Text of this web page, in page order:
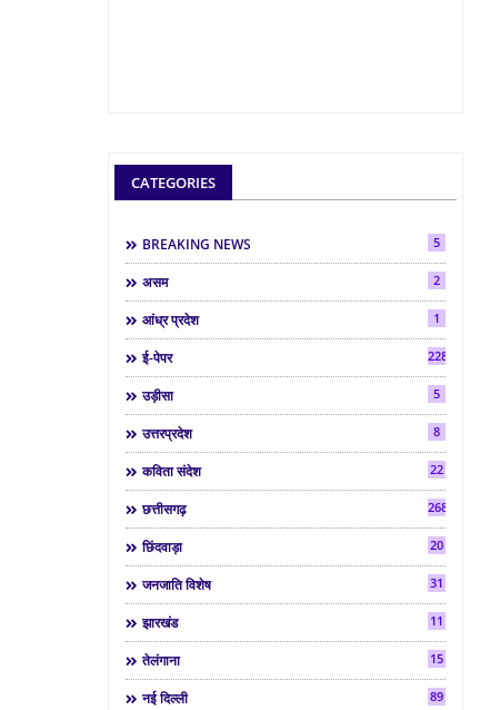
CATEGORIES
BREAKING NEWS 5
असम 2
आंध्र प्रदेश 1
ई-पेपर 2286
उड़ीसा 5
उत्तरप्रदेश 8
कविता संदेश 22
छत्तीसगढ़ 268
छिंदवाड़ा 20
जनजाति विशेष 31
झारखंड 11
तेलंगाना 15
नई दिल्ली 89